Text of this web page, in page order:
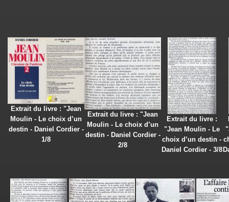
Extrait du livre : "Jean
Moulin - Le choix d’un
destin - Daniel Cordier -
1/8
Extrait du livre : "Jean
Moulin - Le choix d’un
destin - Daniel Cordier -
2/8
Extrait du livre :
"Jean Moulin - Le
choix d’un destin -
Daniel Cordier - 3/8